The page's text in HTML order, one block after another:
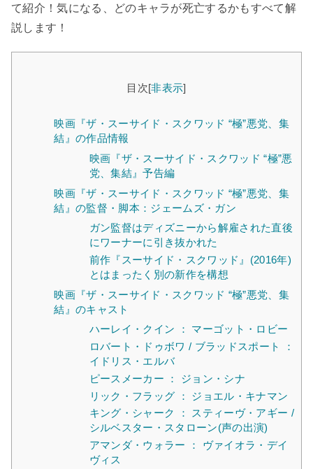
て紹介！気になる、どのキャラが死亡するかもすべて解
説します！
目次[非表示]
映画『ザ・スーサイド・スクワッド “極”悪党、集
結』の作品情報
映画『ザ・スーサイド・スクワッド “極”悪
党、集結』予告編
映画『ザ・スーサイド・スクワッド “極”悪党、集
結』の監督・脚本：ジェームズ・ガン
ガン監督はディズニーから解雇された直後
にワーナーに引き抜かれた
前作『スーサイド・スクワッド』(2016年)
とはまったく別の新作を構想
映画『ザ・スーサイド・スクワッド “極”悪党、集
結』のキャスト
ハーレイ・クイン ： マーゴット・ロビー
ロバート・ドゥボワ / ブラッドスポート ：
イドリス・エルバ
ピースメーカー ： ジョン・シナ
リック・フラッグ ： ジョエル・キナマン
キング・シャーク ： スティーヴ・アギー /
シルベスター・スタローン(声の出演)
アマンダ・ウォラー ： ヴァイオラ・デイ
ヴィス